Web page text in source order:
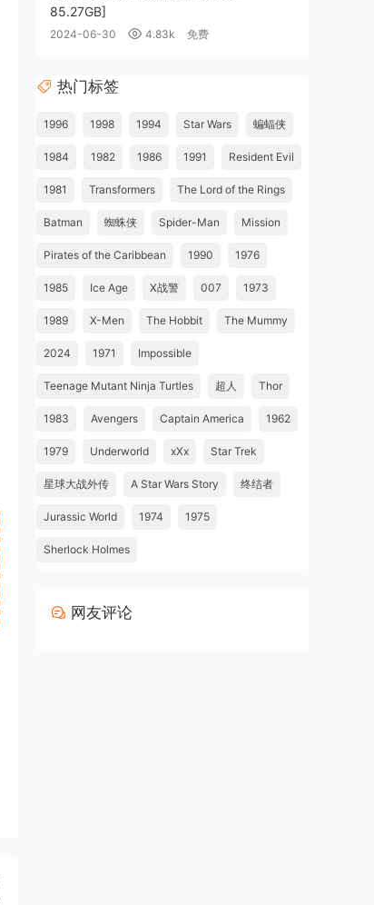
85.27GB]
2024-06-30 4.83k 免费
热门标签
1996 1998 1994 Star Wars 蝙蝠侠
1984 1982 1986 1991 Resident Evil
1981 Transformers The Lord of the Rings
Batman 蜘蛛侠 Spider-Man Mission
Pirates of the Caribbean 1990 1976
1985 Ice Age X战警 007 1973
1989 X-Men The Hobbit The Mummy
2024 1971 Impossible
Teenage Mutant Ninja Turtles 超人 Thor
1983 Avengers Captain America 1962
1979 Underworld xXx Star Trek
星球大战外传 A Star Wars Story 终结者
Jurassic World 1974 1975
Sherlock Holmes
网友评论